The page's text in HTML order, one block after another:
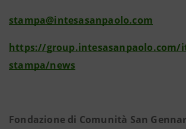
stampa@intesasanpaolo.com
https://group.intesasanpaolo.com/
stampa/news
Fondazione di Comunità San